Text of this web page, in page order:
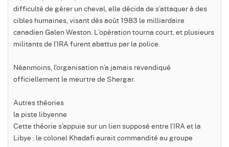
difficulté de gérer un cheval, elle décida de s’attaquer à des
cibles humaines, visant dès août 1983 le milliardaire
canadien Galen Weston. L’opération tourna court, et plusieurs
militants de l’IRA furent abattus par la police.
Néanmoins, l’organisation n’a jamais revendiqué
officiellement le meurtre de Shergar.
Autres théories
la piste libyenne
Cette théorie s’appuie sur un lien supposé entre l’IRA et la
Libye : le colonel Khadafi aurait commandité au groupe